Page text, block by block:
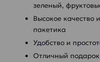
зеленый,
Высокое качество
пакетика
Удобство и
Отличный